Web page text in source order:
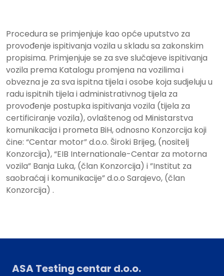
Procedura se primjenjuje kao opće uputstvo za
provođenje ispitivanja vozila u skladu sa zakonskim
propisima. Primjenjuje se za sve slučajeve ispitivanja
vozila prema Katalogu promjena na vozilima i
obvezna je za sva ispitna tijela i osobe koja sudjeluju u
radu ispitnih tijela i administrativnog tijela za
provođenje postupka ispitivanja vozila (tijela za
certificiranje vozila), ovlaštenog od Ministarstva
komunikacija i prometa BiH, odnosno Konzorcija koji
čine: “Centar motor” d.o.o. Široki Brijeg, (nositelj
Konzorcija), “EIB Internationale-Centar za motorna
vozila” Banja Luka, (član Konzorcija) i ”Institut za
saobraćaj i komunikacije” d.o.o Sarajevo, (član
Konzorcija) .
ASA Testing centar d.o.o.